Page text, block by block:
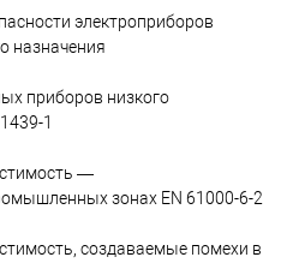
электроприборов
назначения
приборов низкого
1
—
зонах EN 61000-6-2
создаваемые помехи в